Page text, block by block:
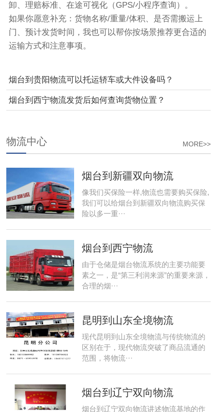
卸、理赔标准、在途可视化（GPS/小程序查询）。
如果你愿意补充：货物名称/重量/体积、是否需搬运上
门、预计发货时间，我也可以帮你按场景推荐更合适的
运输方式和注意事项。
烟台到贵阳物流可以托运轿车或大件设备吗？
烟台到西宁物流发货后如何查询货物位置？
MORE>>
物流中心
烟台到新疆双向物流
像我们买保险一样,物流也需要购买保险,
我们可以给烟台到新疆双向物流购买保
险以多一重···
烟台到西宁物流
由于仓储是烟台物流系统的主要功能要
素之一，是“第三利润来源”的重要来源，
合理的烟···
昆明到山东全境物流
现代昆明到山东全境物流与传统物流的
区别在于，现代物流突破了商品流通的
范围，将物流···
烟台到辽宁双向物流
烟台到辽宁双向物流讲述物流基地的作